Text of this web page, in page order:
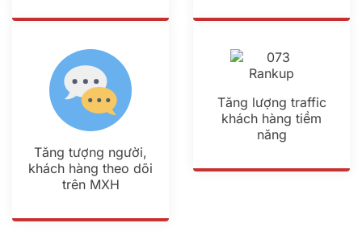
Tăng tượng người,
khách hàng theo dõi
trên MXH
Tăng lượng traffic
khách hàng tiềm
năng